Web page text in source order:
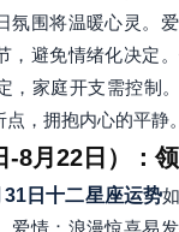
氛围将温暖心灵。
，避免情绪化决定
，家庭开支需控制
，拥抱内心的平静。
-8月22日）：
日十二星座运势